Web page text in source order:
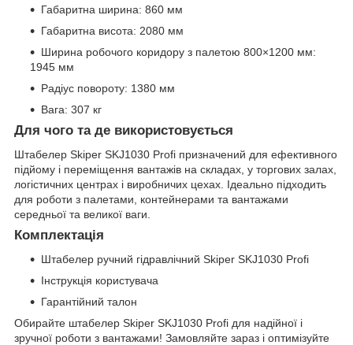
Габаритна ширина: 860 мм
Габаритна висота: 2080 мм
Ширина робочого коридору з палетою 800×1200 мм:
1945 мм
Радіус повороту: 1380 мм
Вага: 307 кг
Для чого та де використовується
Штабелер Skiper SKJ1030 Profi призначений для ефективного
підйому і переміщення вантажів на складах, у торгових залах,
логістичних центрах і виробничих цехах. Ідеально підходить
для роботи з палетами, контейнерами та вантажами
середньої та великої ваги.
Комплектація
Штабелер ручний гідравлічний Skiper SKJ1030 Profi
Інструкція користувача
Гарантійний талон
Обирайте штабелер Skiper SKJ1030 Profi для надійної і
зручної роботи з вантажами! Замовляйте зараз і оптимізуйте